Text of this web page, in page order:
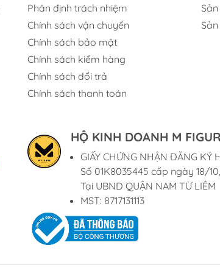
Phân định trách nhiệm
Chính sách vận chuyển
Chính sách bảo mật
Chính sách kiểm hàng
Chính sách đổi trả
Chính sách thanh toán
HỘ KINH DOANH M
GIẤY CHỨNG NHẬN ĐĂNG KÝ
Số 01K8035445 cấp ngày 18/
Tại UBND QUẬN NAM TỪ LIÊM
MST: 8717131113